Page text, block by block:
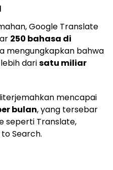
Google Translate
250 bahasa di
mengungkapkan bahwa
darisatu miliar
mencapai
bulan, yang tersebar
seperti Translate,
Search.